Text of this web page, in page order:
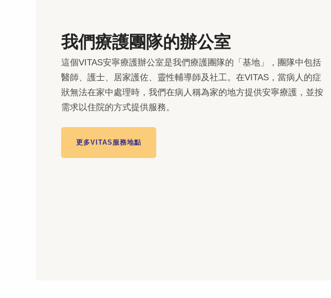
我們療護團隊的辦公室
這個VITAS安寧療護辦公室是我們療護團隊的「基地」，團隊中包括
醫師、護士、居家護佐、靈性輔導師及社工。在VITAS，當病人的症
狀無法在家中處理時，我們在病人稱為家的地方提供安寧療護，並按
需求以住院的方式提供服務。
更多VITAS服務地點